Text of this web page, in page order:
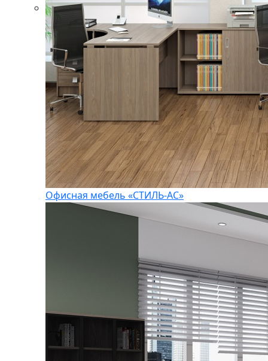
Офисная мебель «СТИЛЬ-АС»